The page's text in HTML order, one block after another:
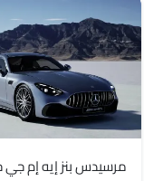
مرسيدس بنز إيه إم جي